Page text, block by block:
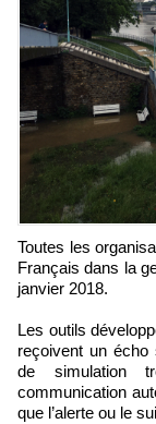
Toutes les organisations sont sur le pont pour accompagner les
Français dans la
janvier 2018.
Les outils
reçoivent un
de simulation
communication
que l’alerte ou le